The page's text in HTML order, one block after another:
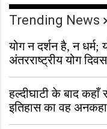
Trending News
योग न दर्शन है, न धर्म;
अंतरराष्ट्रीय योग
हल्दीघाटी के बाद कहाँ
इतिहास का वह
जीवित है